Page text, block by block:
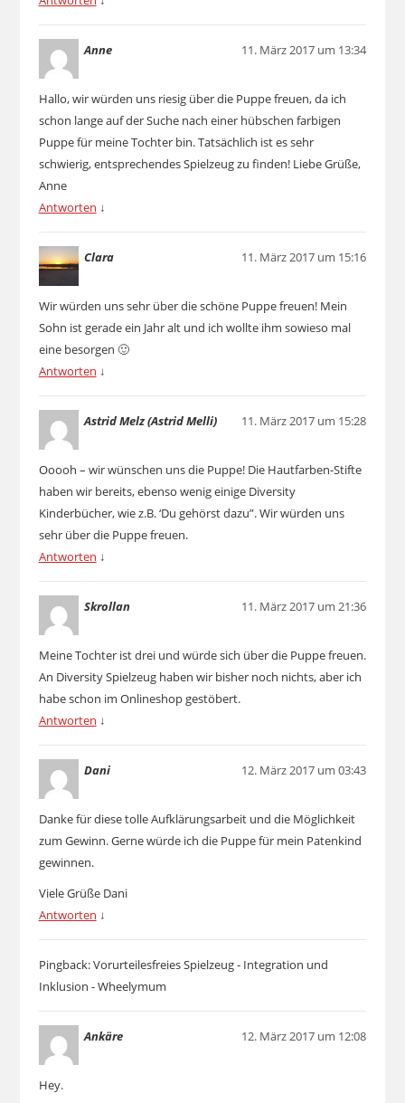
Anne 11. März 2017 um 13:34
Hallo, wir würden uns riesig über die Puppe freuen, da ich
schon lange auf der Suche nach einer hübschen farbigen
Puppe für meine Tochter bin. Tatsächlich ist es sehr
schwierig, entsprechendes Spielzeug zu finden! Liebe Grüße,
Anne
Antworten ↓
Clara 11. März 2017 um 15:16
Wir würden uns sehr über die schöne Puppe freuen! Mein
Sohn ist gerade ein Jahr alt und ich wollte ihm sowieso mal
eine besorgen 🙂
Antworten ↓
Astrid Melz (Astrid Melli) 11. März 2017 um 15:28
Ooooh – wir wünschen uns die Puppe! Die Hautfarben-Stifte
haben wir bereits, ebenso wenig einige Diversity
Kinderbücher, wie z.B. ‘Du gehörst dazu”. Wir würden uns
sehr über die Puppe freuen.
Antworten ↓
Skrollan 11. März 2017 um 21:36
Meine Tochter ist drei und würde sich über die Puppe freuen.
An Diversity Spielzeug haben wir bisher noch nichts, aber ich
habe schon im Onlineshop gestöbert.
Antworten ↓
Dani 12. März 2017 um 03:43
Danke für diese tolle Aufklärungsarbeit und die Möglichkeit
zum Gewinn. Gerne würde ich die Puppe für mein Patenkind
gewinnen.
Viele Grüße Dani
Antworten ↓
Pingback: Vorurteilesfreies Spielzeug - Integration und
Inklusion - Wheelymum
Ankäre 12. März 2017 um 12:08
Hey.